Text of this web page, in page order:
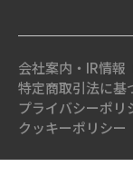
会社案内・IR情報
特定商取引法に基
プライバシーポリ
クッキーポリシー